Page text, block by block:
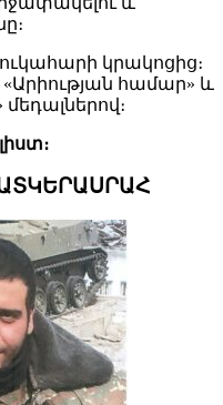
կրակոցից։
համար» և